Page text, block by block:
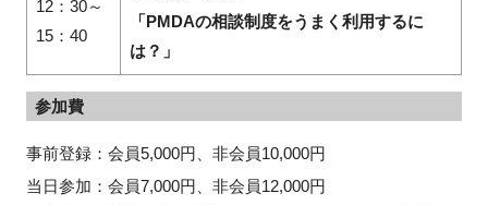
12：30～
15：40
「PMDAの相談制度をうまく利用するに
は？」
参加費
事前登録：会員5,000円、非会員10,000円
当日参加：会員7,000円、非会員12,000円